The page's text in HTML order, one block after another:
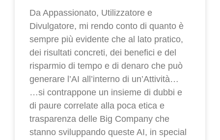
Da Appassionato, Utilizzatore e
Divulgatore, mi rendo conto di quanto è
sempre più evidente che al lato pratico,
dei risultati concreti, dei benefici e del
risparmio di tempo e di denaro che può
generare l’AI all’interno di un’Attività…
…si contrappone un insieme di dubbi e
di paure correlate alla poca etica e
trasparenza delle Big Company che
stanno sviluppando queste AI, in special